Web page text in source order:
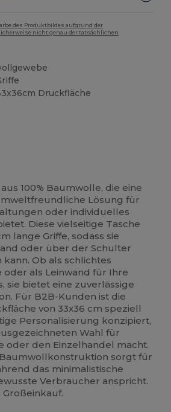
des Produktbildes aufgrund der
nicht genau der tatsächlichen
Druckfläche
100% Baumwolle, die eine
Lösung für
oder individuelles
Diese vielseitige Tasche
lange Griffe, sodass sie
oder über der Schulter
Ob als schlichtes
oder als Leinwand für Ihre
sie bietet eine zuverlässige
Für B2B-Kunden ist die
von 33x36 cm speziell
Personalisierung konzipiert,
Wahl für
oder den Einzelhandel macht.
sorgt für
das minimalistische
Verbraucher anspricht.